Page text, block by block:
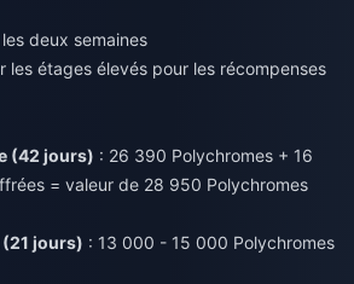
deux semaines
les étages élevés pour les récompenses
(42 jours) : 26 390 Polychromes + 16
= valeur de 28 950 Polychromes
(21 jours) : 13 000 - 15 000 Polychromes